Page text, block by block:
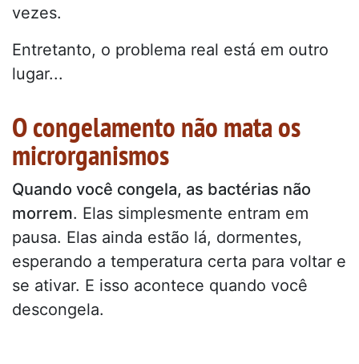
vezes.
Entretanto, o problema real está em outro
lugar...
O congelamento não mata os
microrganismos
Quando você congela, as bactérias não
morrem. Elas simplesmente entram em
pausa. Elas ainda estão lá, dormentes,
esperando a temperatura certa para voltar e
se ativar. E isso acontece quando você
descongela.